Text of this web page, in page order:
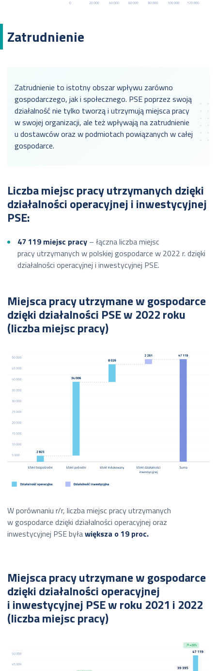
Zatrudnienie
Zatrudnienie to istotny obszar wpływu zarówno
gospodarczego, jak i społecznego. PSE poprzez swoją
działalność nie tylko tworzą i utrzymują miejsca pracy
w swojej organizacji, ale też wpływają na zatrudnienie
u dostawców oraz w podmiotach powiązanych w całej
gospodarce.
Liczba miejsc pracy utrzymanych dzięki
działalności operacyjnej i inwestycyjnej
PSE:
47 119 miejsc pracy– łączna liczba miejsc
pracy utrzymanych w polskiej gospodarce w 2022 r. dzięki
działalności operacyjnej i inwestycyjnej PSE.
Miejsca pracy utrzymane w gospodarce
dzięki działalności PSE w 2022 roku
(liczba miejsc pracy)
W porównaniu r/r, liczba miejsc pracy utrzymanych
w gospodarce dzięki działalności operacyjnej oraz
inwestycyjnej PSE byławiększa o 19 proc.
Miejsca pracy utrzymane w gospodarce
dzięki działalności operacyjnej
i inwestycyjnej PSE w roku 2021 i 2022
(liczba miejsc pracy)